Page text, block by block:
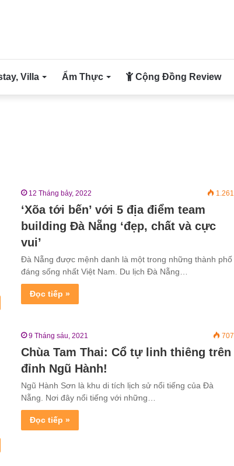
Villa Ẩm Thực Cộng Đồng Review
12 Tháng bảy, 2022 1.261
‘Xõa tới bến’ với 5 địa điểm team
building Đà Nẵng ‘đẹp, chất và cực
vui’
Đà Nẵng được mệnh danh là một trong những thành phố
đáng sống nhất Việt Nam. Du lịch Đà Nẵng…
Đọc tiếp »
9 Tháng sáu, 2021 707
Chùa Tam Thai: Cổ tự linh thiêng trên
đỉnh Ngũ Hành!
Ngũ Hành Sơn là khu di tích lịch sử nổi tiếng của Đà
Nẵng. Nơi đây nổi tiếng với những…
Đọc tiếp »